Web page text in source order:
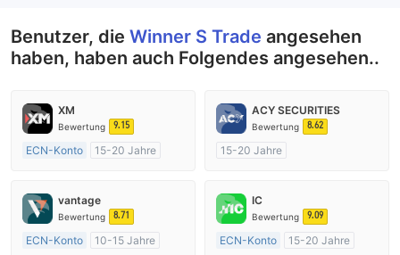
Benutzer, die Winner S Trade angesehen
haben, haben auch Folgendes angesehen..
XM
Bewertung 9.15
ECN-Konto
15-20 Jahre
Market Making (MM)
MT4-Volllizenz
ACY SECURITIES
Bewertung 8.62
15-20 Jahre
Market Making (MM)
MT4-Volllizenz
vantage
Bewertung 8.71
ECN-Konto
10-15 Jahre
IC
Bewertung 9.09
ECN-Konto
15-20 Jahre